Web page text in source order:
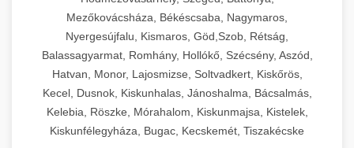
Mezőkovácsháza, Békéscsaba, Nagymaros,
Nyergesújfalu, Kismaros, Göd,Szob, Rétság,
Balassagyarmat, Romhány, Hollókő, Szécsény, Aszód,
Hatvan, Monor, Lajosmizse, Soltvadkert, Kiskőrös,
Kecel, Dusnok, Kiskunhalas, Jánoshalma, Bácsalmás,
Kelebia, Röszke, Mórahalom, Kiskunmajsa, Kistelek,
Kiskunfélegyháza, Bugac, Kecskemét, Tiszakécske